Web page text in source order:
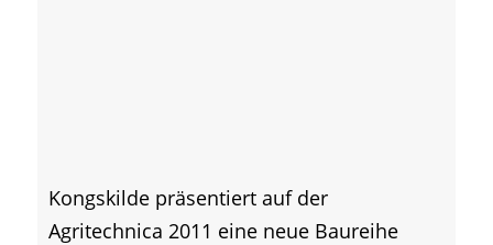
Kongskilde präsentiert auf der
Agritechnica 2011 eine neue Baureihe